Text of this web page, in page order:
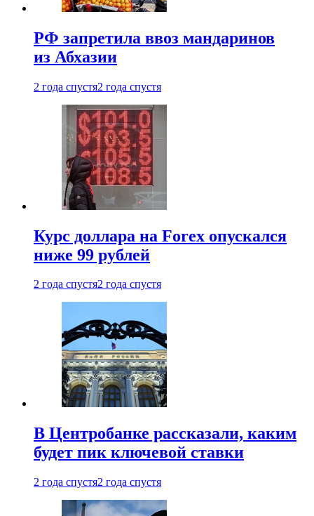
РФ запретила ввоз мандаринов
из Абхазии
2 года спустя2 года спустя
Курс доллара на Forex опускался
ниже 99 рублей
2 года спустя2 года спустя
В Центробанке рассказали, каким
будет пик ключевой ставки
2 года спустя2 года спустя